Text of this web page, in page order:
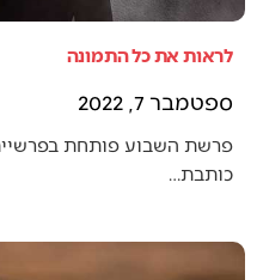
לראות את כל התמונה
ספטמבר 7, 2022
פרשת השבוע פותחת
כותבת…